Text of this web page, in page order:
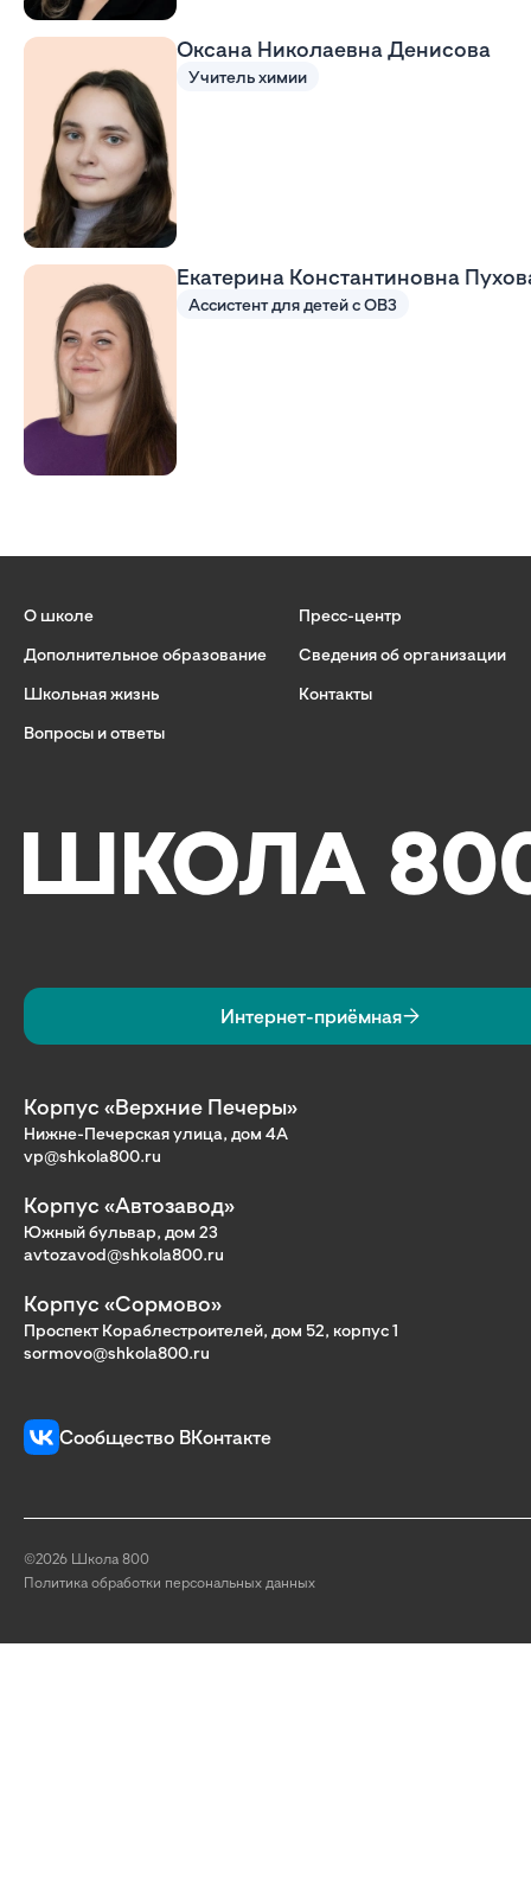
Оксана Николаевна Денисова
Учитель химии
Екатерина Константиновна
Ассистент для детей с ОВЗ
О школе
Дополнительное образование
Школьная жизнь
Вопросы и ответы
Пресс-центр
Сведения об организации
Контакты
Интернет-приёмная
Корпус «Верхние Печеры»
Нижне-Печерская улица, дом 4А
vp@shkola800.ru
Корпус «Автозавод»
Южный бульвар, дом 23
avtozavod@shkola800.ru
Корпус «Сормово»
Проспект Кораблестроителей, дом 52, корпус 1
sormovo@shkola800.ru
Сообщество ВКонтакте
©2026 Школа 800
Политика обработки персональных данных